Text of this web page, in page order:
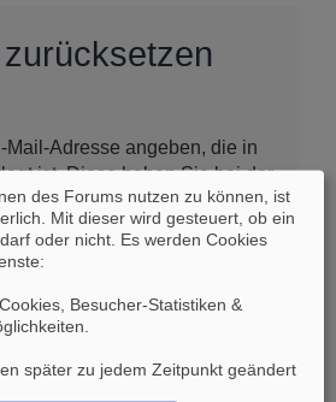
Mail-Adresse angeben, die in
ist. Diese haben Sie bei der
oder nachträglich in
Bereich geändert.
des Forums nutzen zu können, ist
Mit dieser wird gesteuert, ob ein
oder nicht. Es werden Cookies
Besucher-Statistiken &
später zu jedem Zeitpunkt geändert